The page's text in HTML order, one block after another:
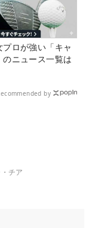
ロが強い「キャ
のニュース一覧は
by
チア